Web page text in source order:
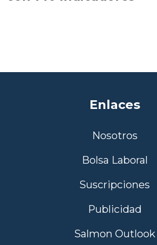
Enlaces
Nosotros
Bolsa Laboral
Suscripciones
Publicidad
Salmon Outlook